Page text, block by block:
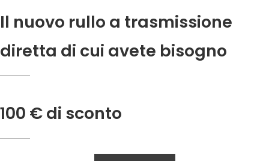
Il nuovo rullo a trasmissione
diretta di cui avete bisogno
100 € di sconto